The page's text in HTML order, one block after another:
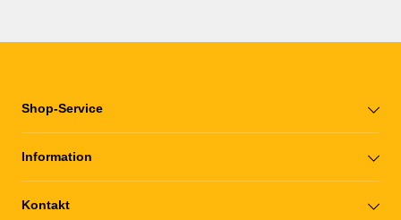
Shop-Service
Information
Kontakt